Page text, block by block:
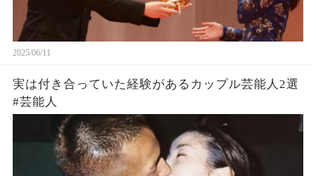
2025/06/11
実は付き合っていた経験があるカップル芸能人2選
#芸能人